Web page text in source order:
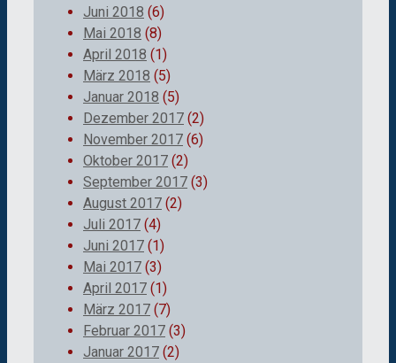
Juni 2018 (6)
Mai 2018 (8)
April 2018 (1)
März 2018 (5)
Januar 2018 (5)
Dezember 2017 (2)
November 2017 (6)
Oktober 2017 (2)
September 2017 (3)
August 2017 (2)
Juli 2017 (4)
Juni 2017 (1)
Mai 2017 (3)
April 2017 (1)
März 2017 (7)
Februar 2017 (3)
Januar 2017 (2)